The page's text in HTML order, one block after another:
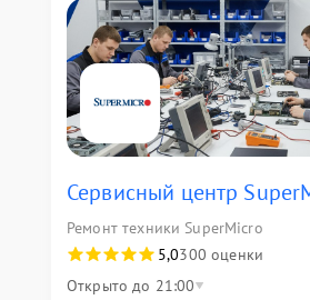
Сервисный центр
Ремонт техники SuperMicro
5,0300 оценки
Открыто до 21:00